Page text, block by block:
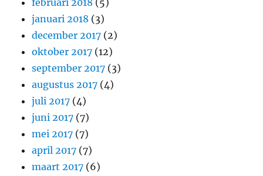
januari 2018 (3)
december 2017 (2)
oktober 2017 (12)
september 2017 (3)
augustus 2017 (4)
juli 2017 (4)
juni 2017 (7)
mei 2017 (7)
april 2017 (7)
maart 2017 (6)